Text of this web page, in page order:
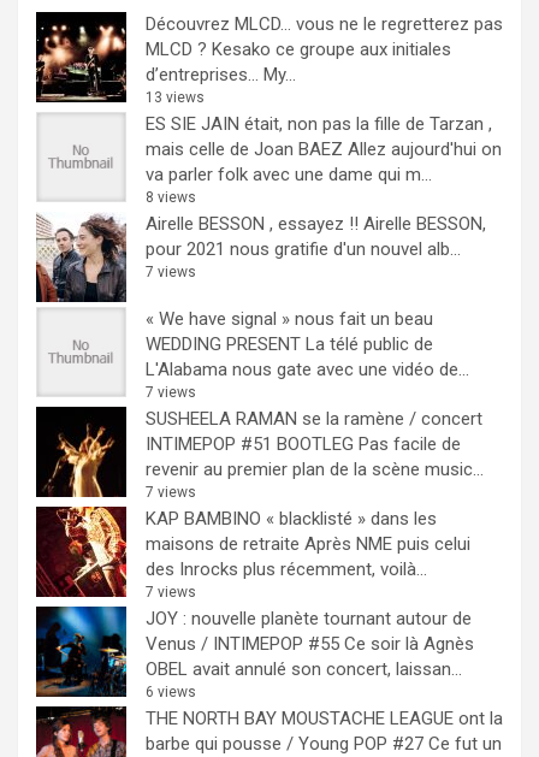
Découvrez MLCD… vous ne le regretterez pas
MLCD ? Kesako ce groupe aux initiales
d’entreprises… My...
13 views
ES SIE JAIN était, non pas la fille de Tarzan ,
mais celle de Joan BAEZ Allez aujourd'hui on
va parler folk avec une dame qui m...
8 views
Airelle BESSON , essayez !! Airelle BESSON,
pour 2021 nous gratifie d'un nouvel alb...
7 views
« We have signal » nous fait un beau
WEDDING PRESENT La télé public de
L'Alabama nous gate avec une vidéo de...
7 views
SUSHEELA RAMAN se la ramène / concert
INTIMEPOP #51 BOOTLEG Pas facile de
revenir au premier plan de la scène music...
7 views
KAP BAMBINO « blacklisté » dans les
maisons de retraite Après NME puis celui
des Inrocks plus récemment, voilà...
7 views
JOY : nouvelle planète tournant autour de
Venus / INTIMEPOP #55 Ce soir là Agnès
OBEL avait annulé son concert, laissan...
6 views
THE NORTH BAY MOUSTACHE LEAGUE ont la
barbe qui pousse / Young POP #27 Ce fut un